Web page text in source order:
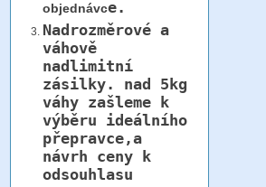
objednávce.
Nadrozměrové a
váhově
nadlimitní
zásilky. nad 5kg
váhy zašleme k
výběru ideálního
přepravce,a
návrh ceny k
odsouhlasu